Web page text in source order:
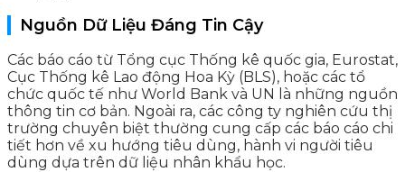
Nguồn Dữ Liệu Đáng Tin Cậy
Các báo cáo từ Tổng cục Thống kê quốc gia, Eurostat,
Cục Thống kê Lao động Hoa Kỳ (BLS), hoặc các tổ
chức quốc tế như World Bank và UN là những nguồn
thông tin cơ bản. Ngoài ra, các công ty nghiên cứu thị
trường chuyên biệt thường cung cấp các báo cáo chi
tiết hơn về xu hướng tiêu dùng, hành vi người tiêu
dùng dựa trên dữ liệu nhân khẩu học.